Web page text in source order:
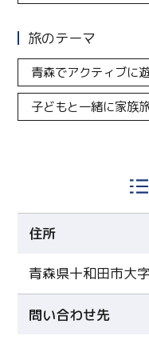
旅のテーマ
青森でアクティブに
子どもと一緒に家族
住所
青森県十和田市大
問い合わせ先